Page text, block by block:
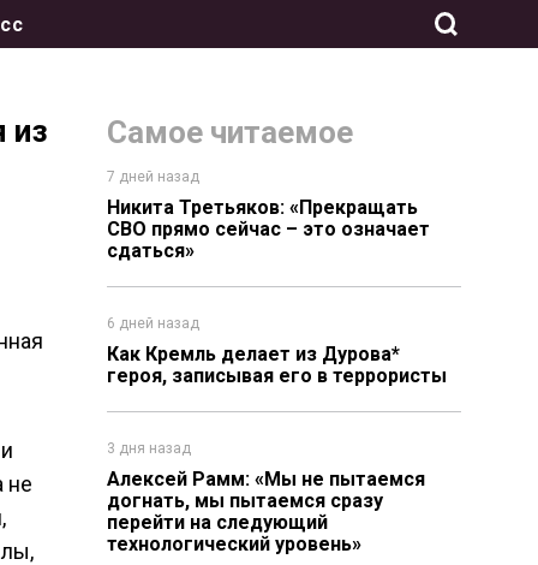
Самое читаемое
7 дней назад
Никита Третьяков: «Прекращать
СВО прямо сейчас – это означает
сдаться»
6 дней назад
Как Кремль делает из Дурова*
героя, записывая его в террористы
3 дня назад
Алексей Рамм: «Мы не пытаемся
догнать, мы пытаемся сразу
перейти на следующий
технологический уровень»
из
не